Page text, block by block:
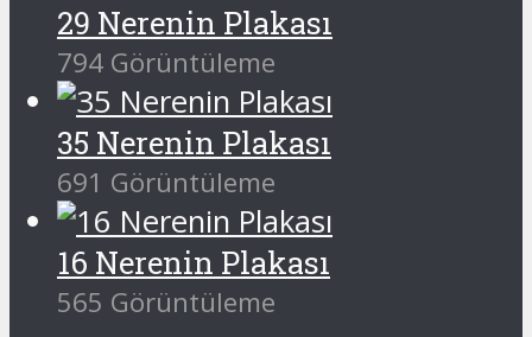
29 Nerenin Plakası
794 Görüntüleme
35 Nerenin Plakası
691 Görüntüleme
16 Nerenin Plakası
565 Görüntüleme